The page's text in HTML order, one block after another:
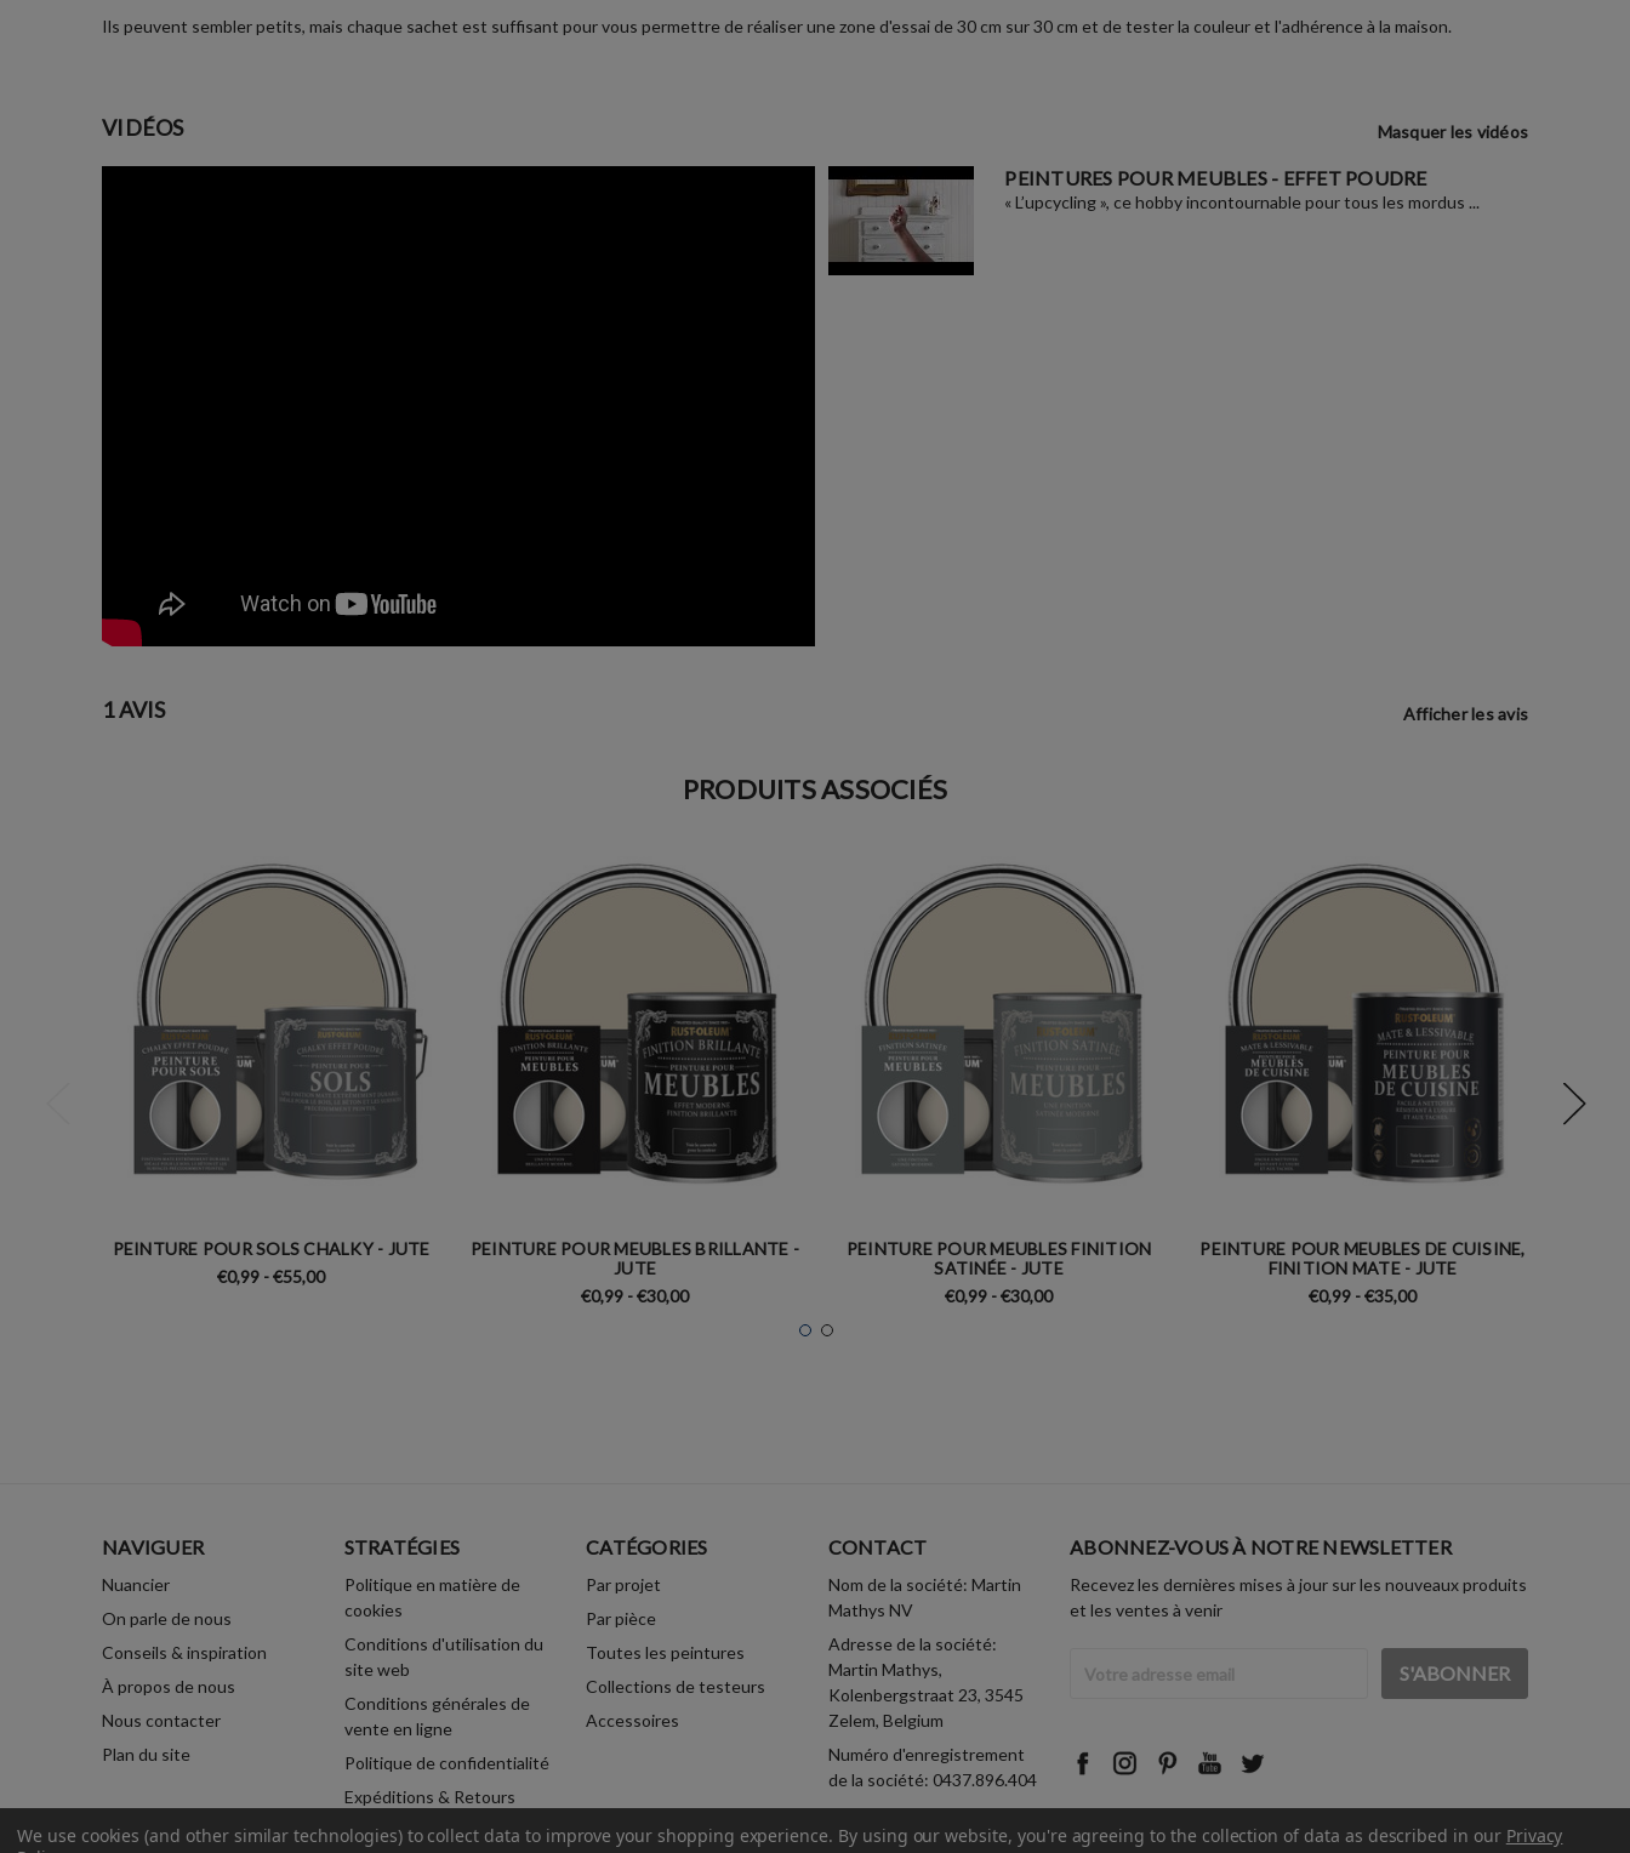
Ils peuvent sembler petits, mais chaque sachet est suffisant pour vous permettre de réaliser une zone d'essai de 30 cm sur 30 cm et de tester la couleur et l'adhérence à la maison.
VIDÉOS Masquer les vidéos
PEINTURES POUR MEUBLES - EFFET POUDRE
« L’upcycling », ce hobby incontournable pour tous les mordus ...
1 AVIS Afficher les avis
PRODUITS ASSOCIÉS
PEINTURE POUR SOLS CHALKY - JUTE
€0,99 - €55,00
PEINTURE POUR MEUBLES BRILLANTE -
JUTE
€0,99 - €30,00
PEINTURE POUR MEUBLES FINITION
SATINÉE - JUTE
€0,99 - €30,00
PEINTURE POUR MEUBLES DE CUISINE,
FINITION MATE - JUTE
€0,99 - €35,00
NAVIGUER
Nuancier
On parle de nous
Conseils & inspiration
À propos de nous
Nous contacter
Plan du site
STRATÉGIES
Politique en matière de
cookies
Conditions d'utilisation du
site web
Conditions générales de
vente en ligne
Politique de confidentialité
Expéditions & Retours
CATÉGORIES
Par projet
Par pièce
Toutes les peintures
Collections de testeurs
Accessoires
CONTACT
Nom de la société: Martin
Mathys NV
Adresse de la société:
Martin Mathys,
Kolenbergstraat 23, 3545
Zelem, Belgium
Numéro d'enregistrement
de la société: 0437.896.404
ABONNEZ-VOUS À NOTRE NEWSLETTER
Recevez les dernières mises à jour sur les nouveaux produits
et les ventes à venir
Email
We use cookies (and other similar technologies) to collect data to improve your shopping experience. By using our website, you're agreeing to the collection of data as described in our Privacy